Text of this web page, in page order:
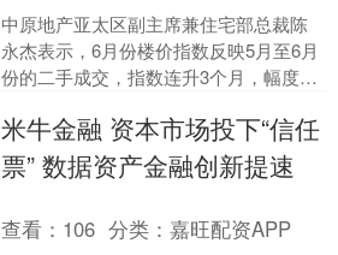
中原地产亚太区副主席兼住宅部总裁陈
永杰表示，6月份楼价指数反映5月至6月
份的二手成交，指数连升3个月，幅度虽
底成功，进入缓步上....
米牛金融 资本市场投下“信任
票” 数据资产金融创新提速
查看： 106 分类：嘉旺配资APP